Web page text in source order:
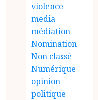
violence
media
médiation
Nomination
Non classé
Numérique
opinion
politique